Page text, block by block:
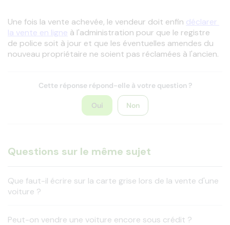
Une fois la vente achevée, le vendeur doit enfin déclarer
la vente en ligne à l'administration pour que le registre
de police soit à jour et que les éventuelles amendes du
Cette réponse répond-elle à votre question ?
Oui Non
Questions sur le même sujet
Que faut-il écrire sur la carte grise lors de la vente d'une
voiture ?
Peut-on vendre une voiture encore sous crédit ?